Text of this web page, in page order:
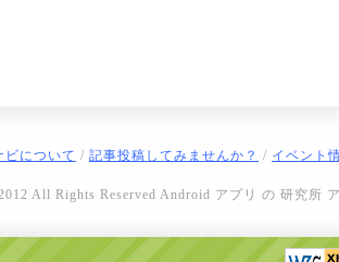
ビについて / 記事投稿してみませんか？ / イベント
All Rights Reserved Android アプリ の 研究所